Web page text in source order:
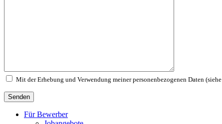
Mit der Erhebung und Verwendung meiner personenbezogenen Daten (siehe
Für Bewerber